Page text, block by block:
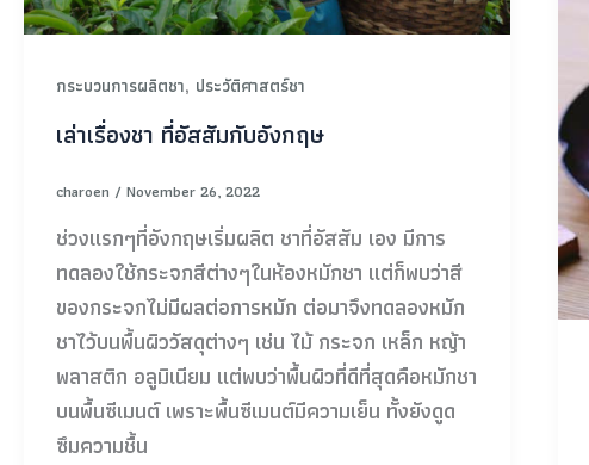
กระบวนการผลิตชา, ประวัติศาสตร์ชา
เล่าเรื่องชา ที่อัสสัมกับอังกฤษ
charoen / November 26, 2022
ช่วงแรกๆที่อังกฤษเริ่มผลิต ชาที่อัสสัม เอง มีการ
ทดลองใช้กระจกสีต่างๆในห้องหมักชา แต่ก็พบว่าสี
ของกระจกไม่มีผลต่อการหมัก ต่อมาจึงทดลองหมัก
ชาไว้บนพื้นผิววัสดุต่างๆ เช่น ไม้ กระจก เหล็ก หญ้า
พลาสติก อลูมิเนียม แต่พบว่าพื้นผิวที่ดีที่สุดคือหมักชา
บนพื้นซีเมนต์ เพราะพื้นซีเมนต์มีความเย็น ทั้งยังดูด
ซึมความชื้น